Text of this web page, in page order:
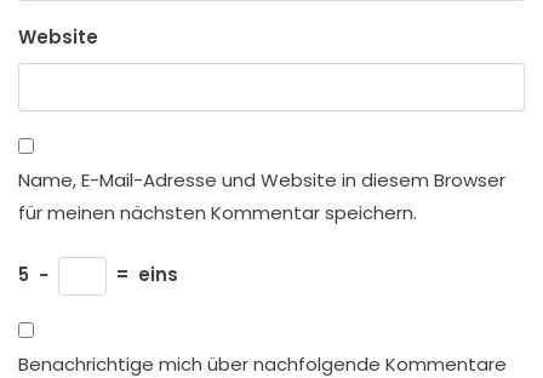
Website
Name, E-Mail-Adresse und Website in diesem Browser
für meinen nächsten Kommentar speichern.
5 − = eins
Benachrichtige mich über nachfolgende Kommentare